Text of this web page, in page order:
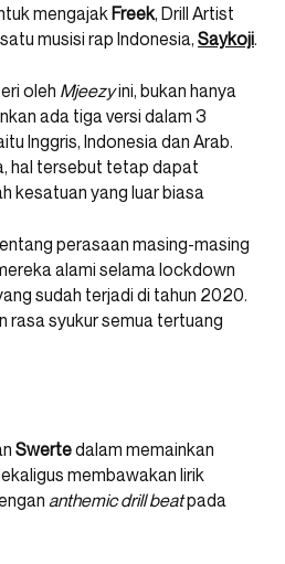
mengajak Freek, Drill Artist
musisi rap Indonesia, Saykoji.
oleh Mjeezyini, bukan hanya
ada tiga versi dalam 3
Inggris, Indonesia dan Arab.
hal tersebut tetap dapat
kesatuan yang luar biasa
perasaan masing-masing
alami selama lockdown
sudah terjadi di tahun 2020.
rasa syukur semua tertuang
Swertedalam memainkan
membawakan lirik
anthemic drill beatpada